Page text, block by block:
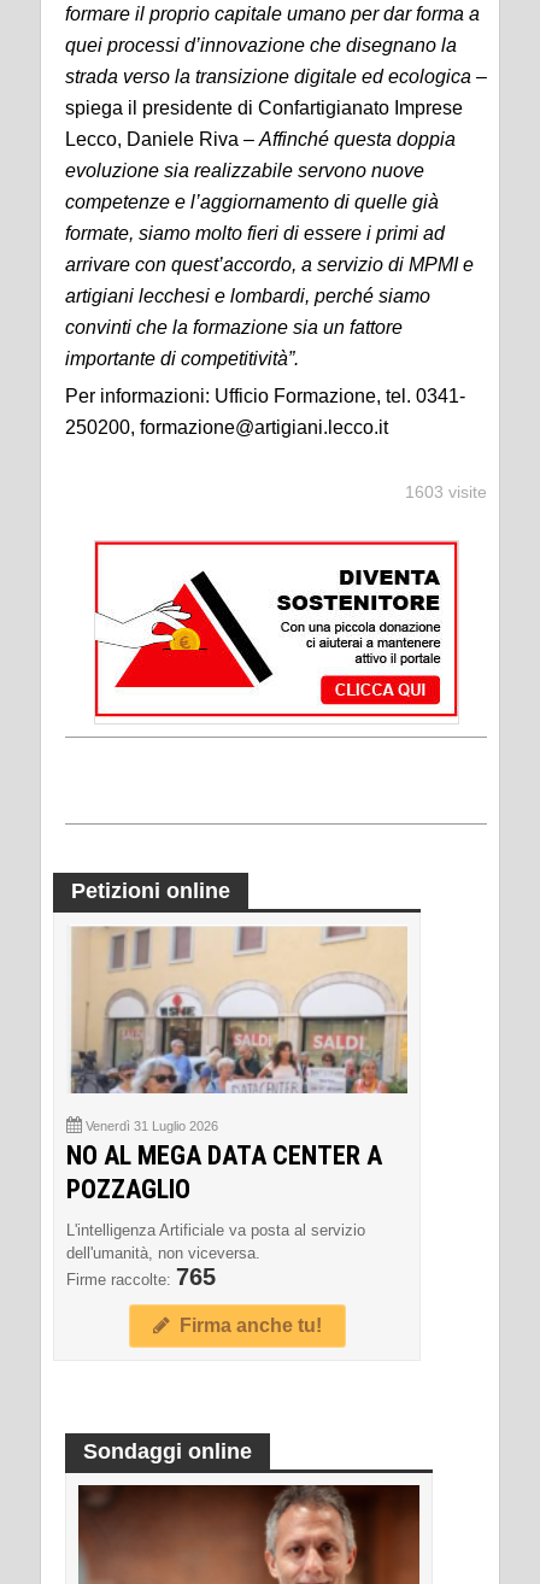
formare il proprio capitale umano per dar forma a
quei processi d’innovazione che disegnano la
strada verso la transizione digitale ed ecologica –
spiega il presidente di Confartigianato Imprese
Lecco, Daniele Riva – Affinché questa doppia
evoluzione sia realizzabile servono nuove
competenze e l’aggiornamento di quelle già
formate, siamo molto fieri di essere i primi ad
arrivare con quest’accordo, a servizio di MPMI e
artigiani lecchesi e lombardi, perché siamo
convinti che la formazione sia un fattore
importante di competitività”.
Per informazioni: Ufficio Formazione, tel. 0341-
250200, formazione@artigiani.lecco.it
1603 visite
Petizioni online
Venerdì 31 Luglio 2026
NO AL MEGA DATA CENTER A
POZZAGLIO
L'intelligenza Artificiale va posta al servizio
dell'umanità, non viceversa.
Firme raccolte: 765
Firma anche tu!
Sondaggi online